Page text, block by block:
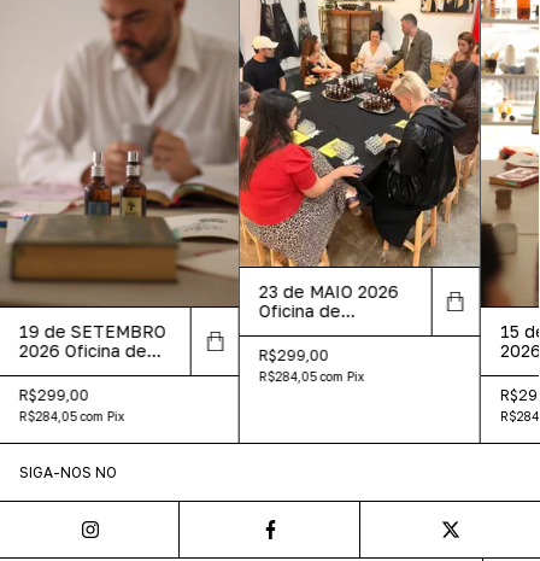
19 de SETEMBRO
2026 Oficina de
Paulo
R$299,00
R$284,05com Pix
23 de MAIO 2026
Oficina de
Paulo
R$299,00
R$284,05com Pix
15
de
SIGA-NOS NO